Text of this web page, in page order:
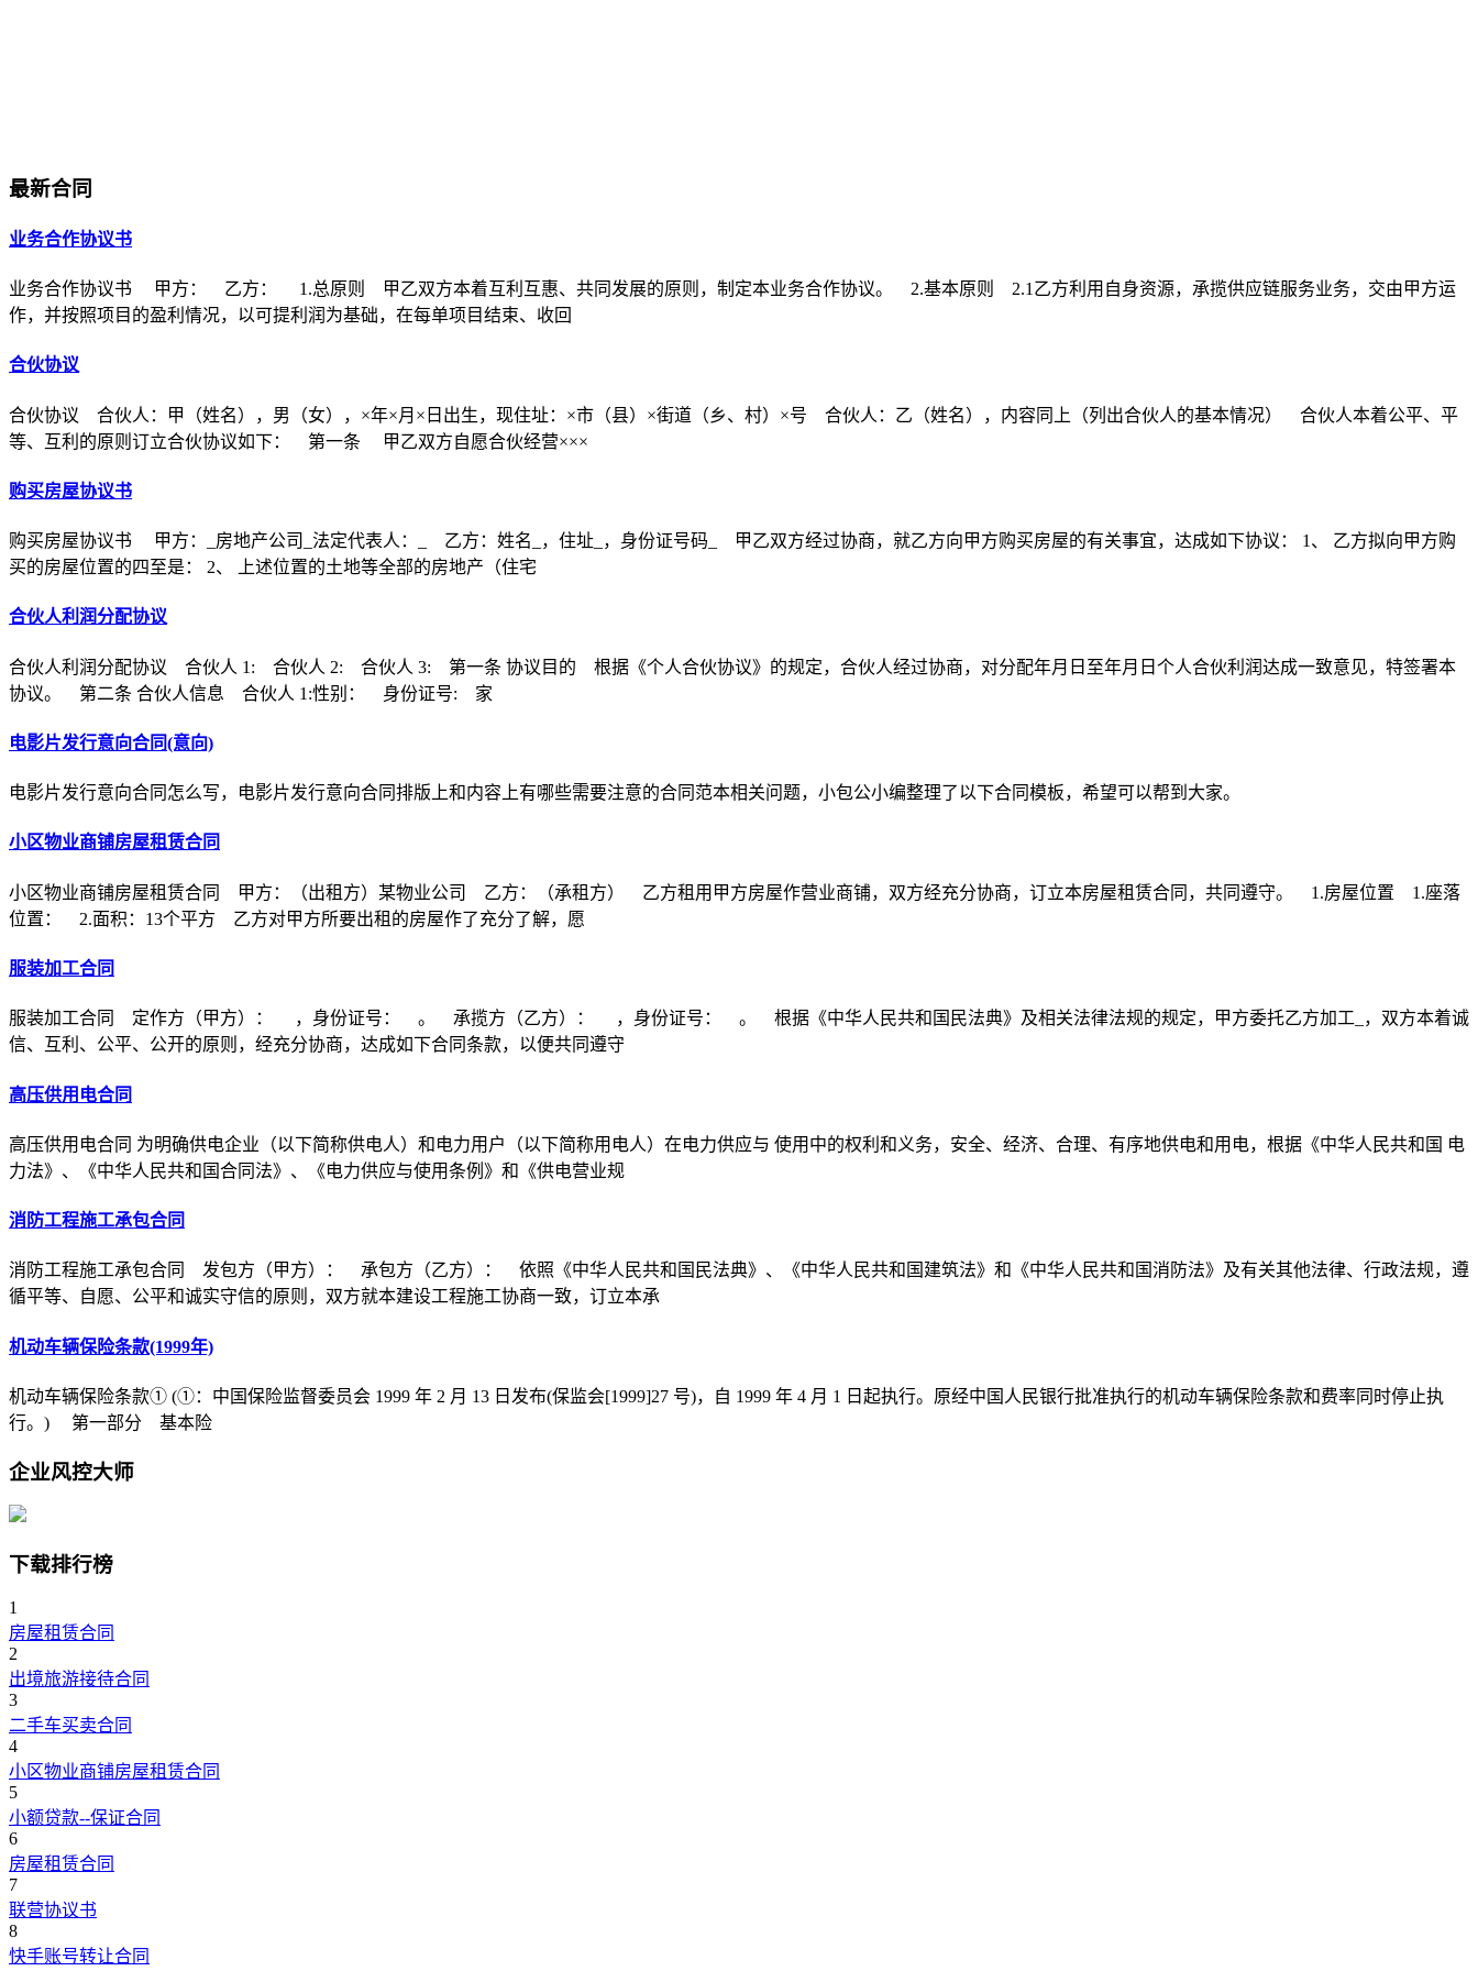
最新合同
业务合作协议书
业务合作协议书 甲方： 乙方： 1.总原则 甲乙双方本着互利互惠、共同发展的原则，制定本业务合作协议。 2.基本原则 2.1乙方利用自身资源，承揽供应链服务业务，交由甲方运
作，并按照项目的盈利情况，以可提利润为基础，在每单项目结束、收回
合伙协议
合伙协议 合伙人：甲（姓名），男（女），×年×月×日出生，现住址：×市（县）×街道（乡、村）×号 合伙人：乙（姓名），内容同上（列出合伙人的基本情况） 合伙人本着公平、平
等、互利的原则订立合伙协议如下： 第一条 甲乙双方自愿合伙经营×××
购买房屋协议书
购买房屋协议书 甲方：_房地产公司_法定代表人：_ 乙方：姓名_，住址_，身份证号码_ 甲乙双方经过协商，就乙方向甲方购买房屋的有关事宜，达成如下协议： 1、 乙方拟向甲方购
买的房屋位置的四至是： 2、 上述位置的土地等全部的房地产（住宅
合伙人利润分配协议
合伙人利润分配协议 合伙人 1: 合伙人 2: 合伙人 3: 第一条 协议目的 根据《个人合伙协议》的规定，合伙人经过协商，对分配年月日至年月日个人合伙利润达成一致意见，特签署本
协议。 第二条 合伙人信息 合伙人 1:性别： 身份证号: 家
电影片发行意向合同(意向)
电影片发行意向合同怎么写，电影片发行意向合同排版上和内容上有哪些需要注意的合同范本相关问题，小包公小编整理了以下合同模板，希望可以帮到大家。
小区物业商铺房屋租赁合同
小区物业商铺房屋租赁合同 甲方：（出租方）某物业公司 乙方：（承租方） 乙方租用甲方房屋作营业商铺，双方经充分协商，订立本房屋租赁合同，共同遵守。 1.房屋位置 1.座落
位置： 2.面积：13个平方 乙方对甲方所要出租的房屋作了充分了解，愿
服装加工合同
服装加工合同 定作方（甲方）： ，身份证号： 。 承揽方（乙方）： ，身份证号： 。 根据《中华人民共和国民法典》及相关法律法规的规定，甲方委托乙方加工_，双方本着诚
信、互利、公平、公开的原则，经充分协商，达成如下合同条款，以便共同遵守
高压供用电合同
高压供用电合同 为明确供电企业（以下简称供电人）和电力用户（以下简称用电人）在电力供应与 使用中的权利和义务，安全、经济、合理、有序地供电和用电，根据《中华人民共和国 电
力法》、《中华人民共和国合同法》、《电力供应与使用条例》和《供电营业规
消防工程施工承包合同
消防工程施工承包合同 发包方（甲方）： 承包方（乙方）： 依照《中华人民共和国民法典》、《中华人民共和国建筑法》和《中华人民共和国消防法》及有关其他法律、行政法规，遵
循平等、自愿、公平和诚实守信的原则，双方就本建设工程施工协商一致，订立本承
机动车辆保险条款(1999年)
机动车辆保险条款① (①：中国保险监督委员会 1999 年 2 月 13 日发布(保监会[1999]27 号)，自 1999 年 4 月 1 日起执行。原经中国人民银行批准执行的机动车辆保险条款和费率同时停止执
行。) 第一部分 基本险
企业风控大师
下载排行榜
1
房屋租赁合同
2
出境旅游接待合同
3
二手车买卖合同
4
小区物业商铺房屋租赁合同
5
小额贷款--保证合同
6
房屋租赁合同
7
联营协议书
8
快手账号转让合同